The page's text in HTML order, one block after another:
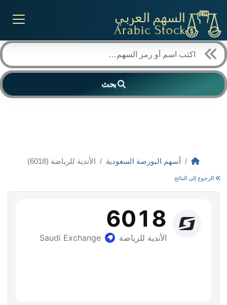
بحث
أسهم البورصة السعودية الأندية للرياضة (6018)
الرجوع إلى النتائج